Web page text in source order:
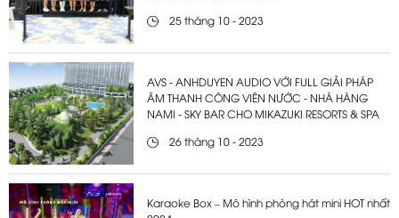
25 tháng 10 - 2023
AVS - ANHDUYEN AUDIO VỚI FULL GIẢI PHÁP
ÂM THANH CÔNG VIÊN NƯỚC - NHÀ HÀNG
NAMI - SKY BAR CHO MIKAZUKI RESORTS & SPA
26 tháng 10 - 2023
Karaoke Box – Mô hình phòng hát mini HOT nhất